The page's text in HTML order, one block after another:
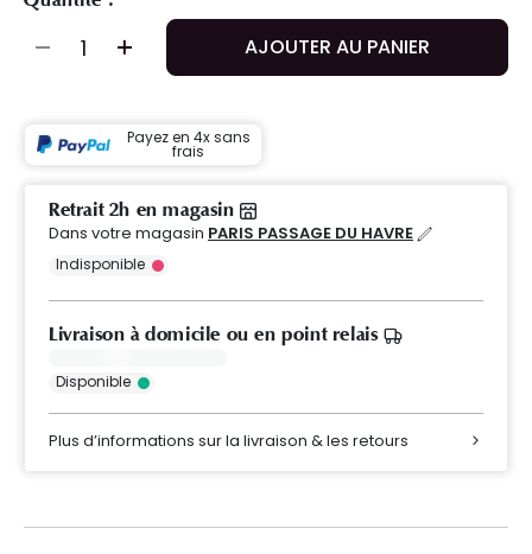
AJOUTER AU PANIER
Payez en 4x sans
frais
Retrait 2h en magasin
Dans votre magasin PARIS PASSAGE DU HAVRE
Indisponible
Livraison à domicile ou en point relais
Disponible
Plus d’informations sur la livraison & les retours